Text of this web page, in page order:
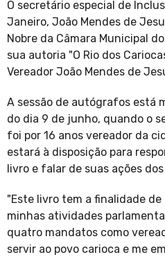
O secretário especial de
Janeiro, João Mendes de
Nobre da Câmara Municipal
sua autoria "O Rio dos
Vereador João Mendes de
A sessão de autógrafos está
do dia 9 de junho, quando o
foi por 16 anos vereador da
estará à disposição para
livro e falar de suas ações
"Este livro tem a finalidade de
minhas atividades
quatro mandatos como
servir ao povo carioca e me